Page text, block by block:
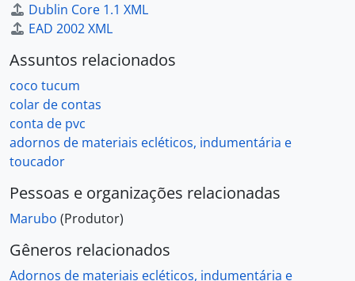
Dublin Core 1.1 XML
EAD 2002 XML
Assuntos relacionados
coco tucum
colar de contas
conta de pvc
adornos de materiais ecléticos, indumentária e
toucador
Pessoas e organizações relacionadas
Marubo (Produtor)
Gêneros relacionados
Adornos de materiais ecléticos, indumentária e